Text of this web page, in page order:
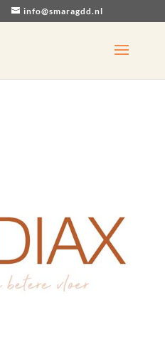
info@smaragdd.nl